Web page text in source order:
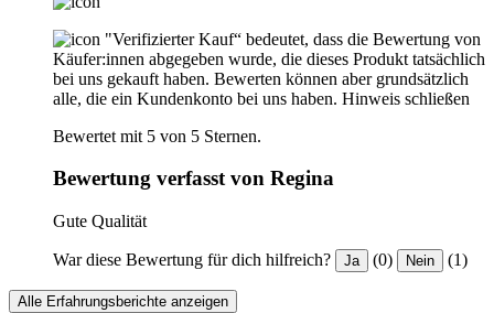
"Verifizierter Kauf“ bedeutet, dass die Bewertung von
Käufer:innen abgegeben wurde, die dieses Produkt tatsächlich
bei uns gekauft haben. Bewerten können aber grundsätzlich
alle, die ein Kundenkonto bei uns haben. Hinweis schließen
Bewertet mit 5 von 5 Sternen.
Bewertung verfasst von Regina
Gute Qualität
War diese Bewertung für dich hilfreich? Ja (0) Nein (1)
Alle Erfahrungsberichte anzeigen